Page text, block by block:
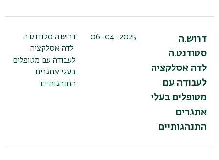
דרוש.ה
סטודנט.ה
לדה אסלקציה
לעבודה עם
מטופלים בעלי
אתגרים
התנהגותיים
06-04-2025
דרוש.ה סטודנט.ה
לדה אסלקציה
לעבודה עם מטופלים
בעלי אתגרים
התנהגותיים